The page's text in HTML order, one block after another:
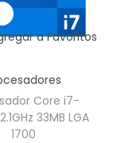
a Favoritos
Core i7-
33MB LGA
1700